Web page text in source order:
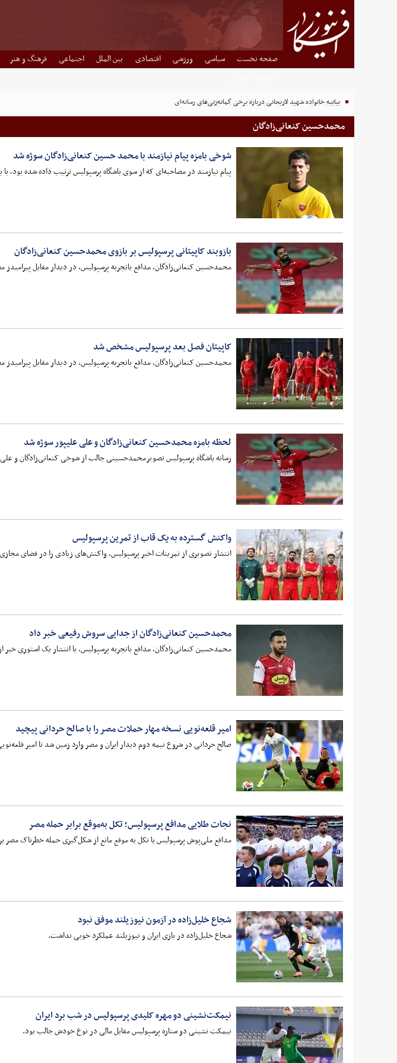
صفحه نخست سیاسی ورزشی اقتصادی بین الملل اجتماعی فرهنگ و هنر
بیانیه خانواده شهید لاریجانی درباره برخی گمانه‌زنی‌های رسانه‌ای
محمدحسین کنعانی‌زادگان
شوخی بامزه پیام نیازمند با محمد حسین کنعانی‌زادگان سوژه شد
پیام نیازمند در مصاحبه‌ای که از سوی باشگاه پرسپولیس ترتیب داده شده
بازوبند کاپیتانی پرسپولیس بر بازوی محمدحسین کنعانی‌زادگان
محمدحسین کنعانی‌زادگان، مدافع باتجربه پرسپولیس، در دیدار مقابل پیرامیدز
کاپیتان فصل بعد پرسپولیس مشخص شد
محمدحسین کنعانی‌زادگان، مدافع باتجربه پرسپولیس، در دیدار مقابل پیرامیدز
لحظه بامزه محمدحسین کنعانی‌زادگان و علی علیپور سوژه شد
رسانه باشگاه پرسپولیس تصویرمحمدحسینی جالب از شوخی کنعانی‌زادگان و
واکنش گسترده به یک قاب از تمرین پرسپولیس
انتشار تصویری از تمرینات اخیر پرسپولیس، واکنش‌های زیادی را در فضای
محمدحسین کنعانی‌زادگان از جدایی سروش رفیعی خبر داد
محمدحسین کنعانی‌زادگان، مدافع باتجربه پرسپولیس، با انتشار یک استوری
امیر قلعه‌نویی نسخه مهار حملات مصر را با صالح حردانی پیچید
صالح حردانی در شروع نیمه دوم دیدار ایران و مصر وارد زمین شد تا امیر
نجات طلایی مدافع پرسپولیس؛ تکل به‌موقع برابر حمله مصر
مدافع ملی‌پوش پرسپولیس با تکل به موقع مانع از شکل‌گیری حمله خطرناک
شجاع خلیل‌زاده در آزمون نیوزیلند موفق نبود
شجاع خلیل‌زاده در بازی ایران و نیوزیلند عملکرد خوبی نداشت.
نیمکت‌نشینی دو مهره کلیدی پرسپولیس در شب برد ایران
نیمکت نشینی دو ستاره پرسپولیس مقابل مالی در نوع خودش جالب بود.